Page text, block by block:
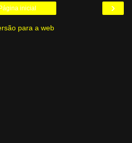
›
Página inicial
para a web